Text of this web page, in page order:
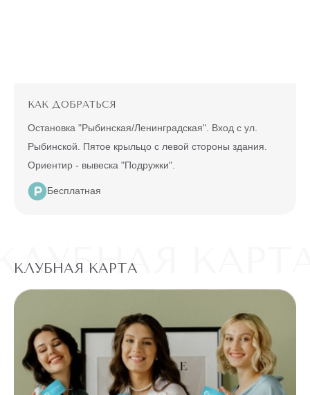
КАК ДОБРАТЬСЯ
Остановка "Рыбинская/Ленинградская". Вход с ул.
Рыбинской. Пятое крыльцо с левой стороны здания.
Ориентир - вывеска "Подружки".
Бесплатная
КЛУБНАЯ КАРТА